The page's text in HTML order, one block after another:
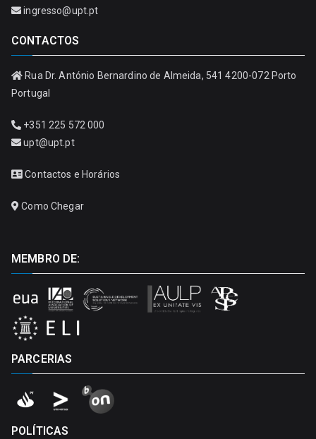
ingresso@upt.pt
CONTACTOS
Rua Dr. António Bernardino de Almeida, 541 4200-072 Porto
Portugal
+351 225 572 000
upt@upt.pt
Contactos e Horários
Como Chegar
MEMBRO DE:
PARCERIAS
POLÍTICAS